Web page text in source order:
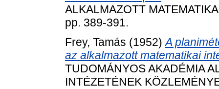
ALKALMAZOTT
pp. 389-391.
Frey, Tamás (1952)A
az alkalmazott matematikai
TUDOMÁNYOS AKADÉMIA
INTÉZETÉNEK